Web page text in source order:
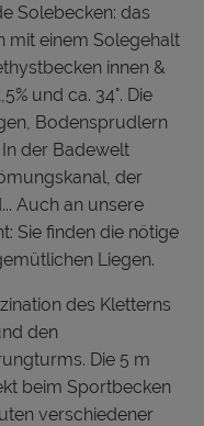
Solebecken: das
mit einem Solegehalt
innen &
und ca. 34°. Die
Bodensprudlern
der Badewelt
der
Auch an unsere
Sie finden die nötige
Liegen.
des Kletterns
den
Die 5 m
beim Sportbecken
verschiedener